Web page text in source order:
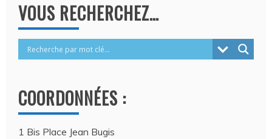
VOUS RECHERCHEZ…
COORDONNÉES :
1 Bis Place Jean Bugis